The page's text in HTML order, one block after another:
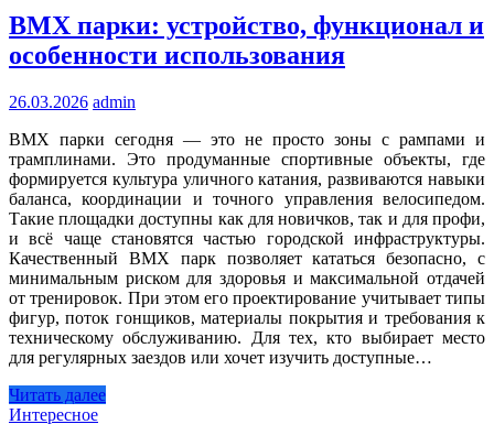
BMX парки: устройство, функционал и
особенности использования
26.03.2026 admin
BMX парки сегодня — это не просто зоны с рампами и
трамплинами. Это продуманные спортивные объекты, где
формируется культура уличного катания, развиваются навыки
баланса, координации и точного управления велосипедом.
Такие площадки доступны как для новичков, так и для профи,
и всё чаще становятся частью городской инфраструктуры.
Качественный BMX парк позволяет кататься безопасно, с
минимальным риском для здоровья и максимальной отдачей
от тренировок. При этом его проектирование учитывает типы
фигур, поток гонщиков, материалы покрытия и требования к
техническому обслуживанию. Для тех, кто выбирает место
для регулярных заездов или хочет изучить доступные…
Читать далее
Интересное